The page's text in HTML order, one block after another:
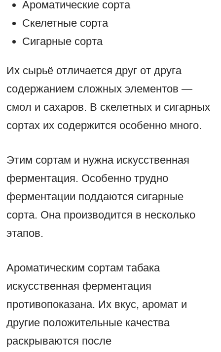
Ароматические сорта
Скелетные сорта
Сигарные сорта
Их сырьё отличается друг от друга
содержанием сложных элементов —
смол и сахаров. В скелетных и сигарных
сортах их содержится особенно много.
Этим сортам и нужна искусственная
ферментация. Особенно трудно
ферментации поддаются сигарные
сорта. Она производится в несколько
этапов.
Ароматическим сортам табака
искусственная ферментация
противопоказана. Их вкус, аромат и
другие положительные качества
раскрываются после